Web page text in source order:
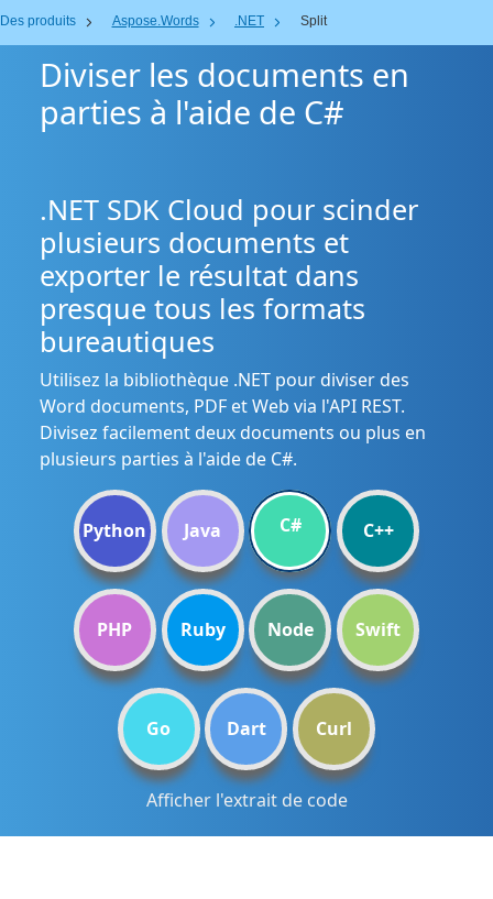
Des produits Aspose.Words .NET Split
Diviser les documents en
parties à l'aide de C#
.NET SDK Cloud pour scinder
plusieurs documents et
exporter le résultat dans
presque tous les formats
bureautiques
Utilisez la bibliothèque .NET pour diviser des
Word documents, PDF et Web via l'API REST.
Divisez facilement deux documents ou plus en
plusieurs parties à l'aide de C#.
Python Java C# C++
PHP Ruby Node Swift
Go Dart Curl
Afficher l'extrait de code